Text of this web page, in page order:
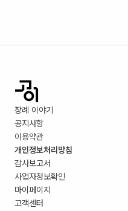
장례 이야기
공지사항
이용약관
개인정보처리방침
감사보고서
사업자정보확인
마이페이지
고객센터